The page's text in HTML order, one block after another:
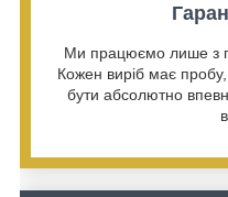
Ми працюємо лише з
Кожен виріб має
бути абсолютно